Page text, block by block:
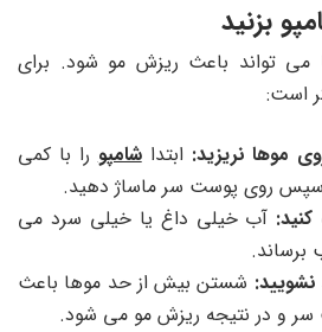
بزنید
تواند باعث ریزش مو شود. برای
است:
موها نریزید: ابتداشامپورا با کمی
روی پوست سر ماساژ دهید.
آب خیلی داغ یا خیلی سرد می
برساند.
شستن بیش از حد موها باعث
و در نتیجه ریزش مو می شود.